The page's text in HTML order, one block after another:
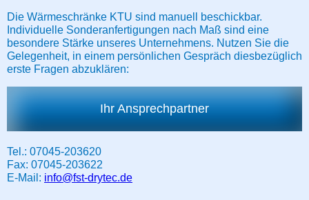
Die Wärmeschränke KTU sind manuell beschickbar.
Individuelle Sonderanfertigungen nach Maß sind eine
besondere Stärke unseres Unternehmens. Nutzen Sie die
Gelegenheit, in einem persönlichen Gespräch diesbezüglich
erste Fragen abzuklären:
Ihr Ansprechpartner
Tel.: 07045-203620
Fax: 07045-203622
E-Mail: info@fst-drytec.de